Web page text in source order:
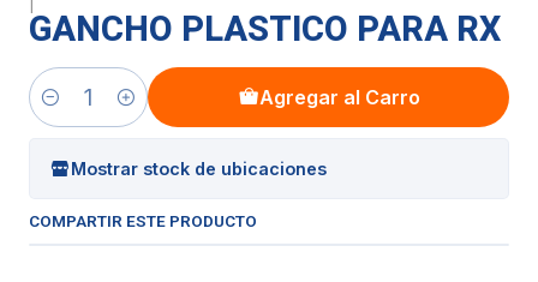
GANCHO PLASTICO PARA RX
Cantidad
Agregar al Carro
Mostrar stock de ubicaciones
COMPARTIR ESTE PRODUCTO